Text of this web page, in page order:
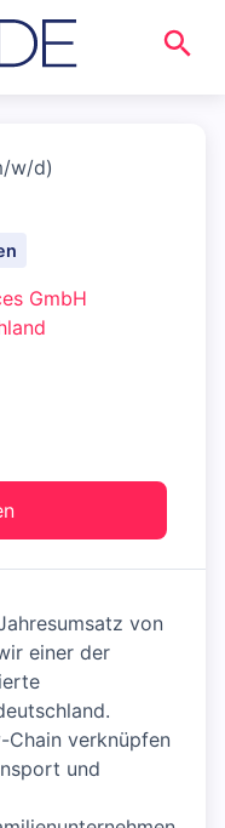
w/d)
GmbH
von
einer der
Chain verknüpfen
und